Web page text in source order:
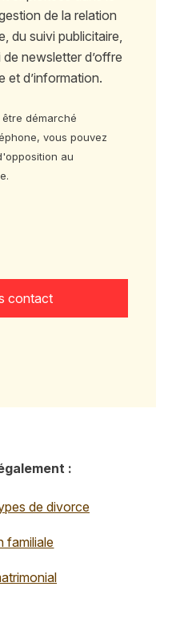
de la relation
du suivi publicitaire,
de newsletter d’offre
et d’information.
démarché
vous pouvez
au
:
de divorce
familiale